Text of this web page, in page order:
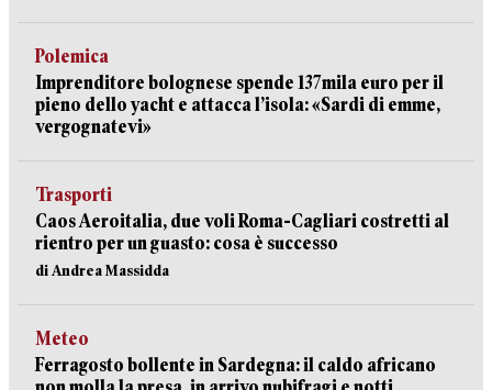
Polemica
Imprenditore bolognese spende 137mila euro per il
pieno dello yacht e attacca l’isola: «Sardi di emme,
vergognatevi»
Trasporti
Caos Aeroitalia, due voli Roma-Cagliari costretti al
rientro per un guasto: cosa è successo
di Andrea Massidda
Meteo
Ferragosto bollente in Sardegna: il caldo africano